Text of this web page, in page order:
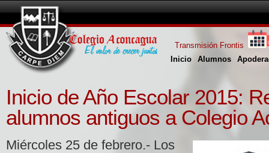
Inicio Alumnos
Transmisión Frontis
Inicio de Año Escolar 2015:
alumnos antiguos a Colegio
Miércoles 25 de febrero.- Los